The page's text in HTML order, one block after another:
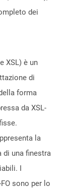
dei
XSL) è un
di
forma
da XSL-
la
una finestra
I
sono per lo